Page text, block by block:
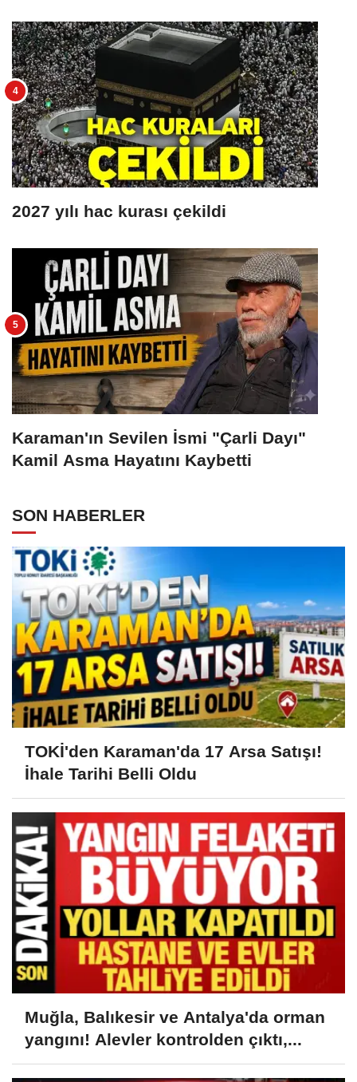
2027 yılı hac kurası çekildi
Karaman'ın Sevilen İsmi "Çarli Dayı"
Kamil Asma Hayatını Kaybetti
SON HABERLER
TOKİ'den Karaman'da 17 Arsa Satışı!
İhale Tarihi Belli Oldu
Muğla, Balıkesir ve Antalya'da orman
yangını! Alevler kontrolden çıktı,...